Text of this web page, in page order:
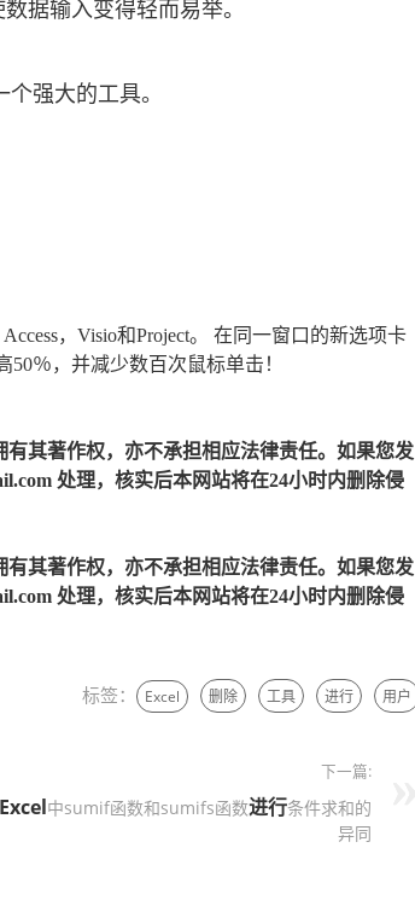
据输入变得轻而易举。
强大的工具。
，Visio和Project。 在同一窗口的新选项卡
％，并减少数百次鼠标单击！
其著作权，亦不承担相应法律责任。如果您发
处理，核实后本网站将在24小时内删除侵
其著作权，亦不承担相应法律责任。如果您发
处理，核实后本网站将在24小时内删除侵
标签： Excel 删除 工具 进行 用户
下一篇:
Excel中sumif函数和sumifs函数进行条件求和的
异同